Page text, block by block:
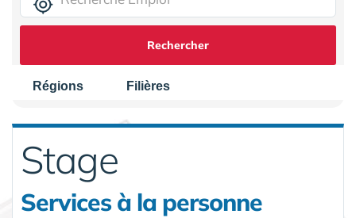
Rechercher
Régions Filières
Stage
Services à la personne